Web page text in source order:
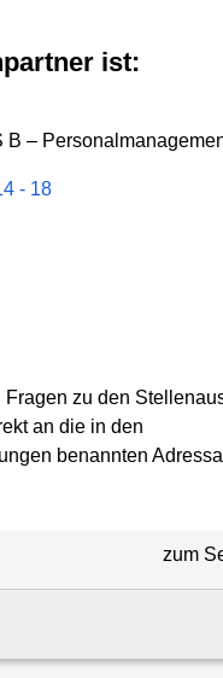
ist:
B –
- 18
Fragen zu den
an die in den
benannten
zum